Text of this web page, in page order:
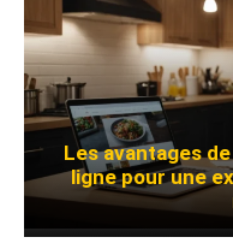
Les avantages
ligne pour une